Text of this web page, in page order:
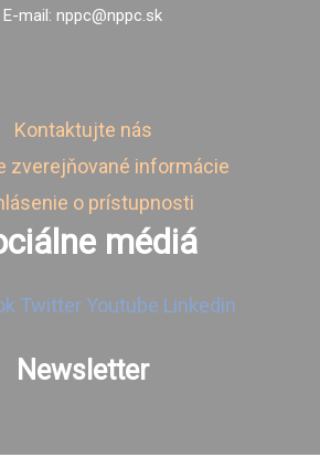
E-mail: nppc@nppc.sk
Kontaktujte nás
zverejňované informácie
o prístupnosti
médiá
Twitter Youtube Linkedin
Newsletter